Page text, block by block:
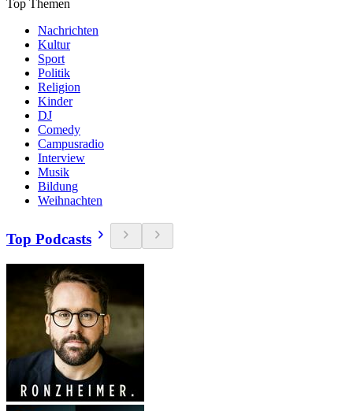
Top Themen
Nachrichten
Kultur
Sport
Politik
Religion
Kinder
DJ
Comedy
Campusradio
Interview
Musik
Bildung
Weihnachten
Top Podcasts